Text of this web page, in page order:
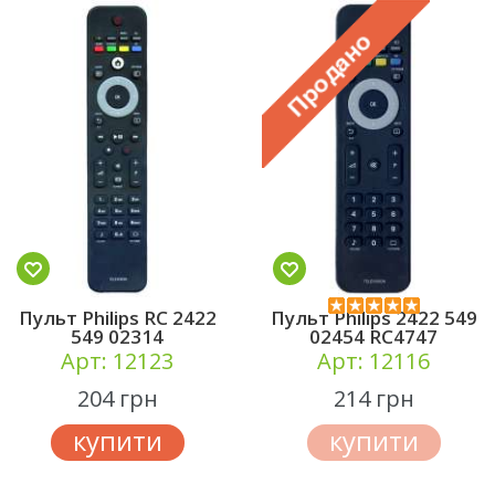
Пульт Philips RC 2422
549 02314
Арт: 12123
204 грн
купити
Пульт Philips 2422 549
02454 RC4747
Арт: 12116
214 грн
купити